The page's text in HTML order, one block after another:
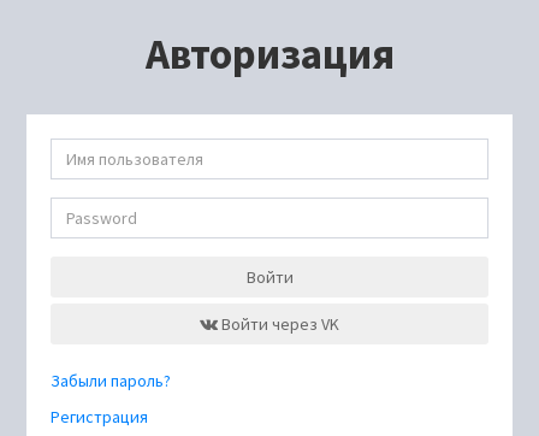
Авторизация
Войти
Войти через VK
Забыли пароль?
Регистрация